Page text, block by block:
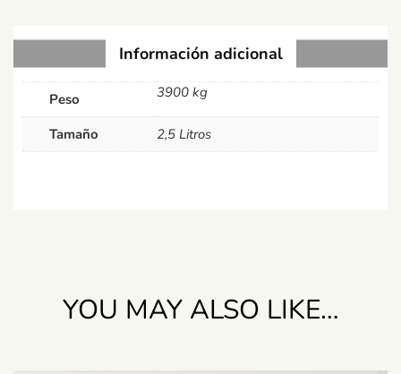
Información adicional
Peso 3900 kg
Tamaño 2,5 Litros
YOU MAY ALSO LIKE…